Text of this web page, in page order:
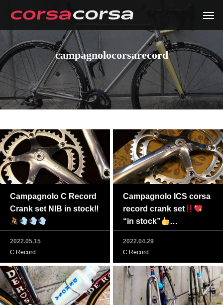
campagnolocorsarecord
Campagnolo C Record
Crank set NIB in stock‼
2022.05.15
C Record
Campagnolo ICS corsa
record crank set
“in stock”
Feel free to ask in privat
e messages if intereste
2022.04.29
C Record